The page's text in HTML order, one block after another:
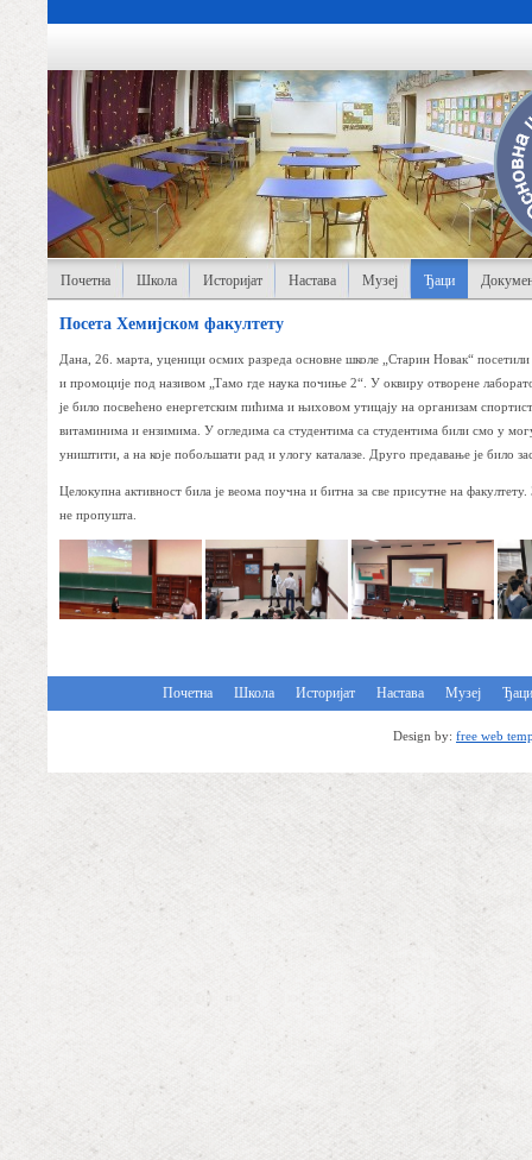
Почетна Школа Историјат Настава Музеј Ђаци
Посета Хемијском факултету
Дана, 26. марта, уценици осмих разреда основне школе „Старин Новак“
и промоције под називом „Тамо где наука почиње 2“. У оквиру отворене
је било посвећено енергетским пићима и њиховом утицају на организам
витаминима и ензимима. У огледима са студентима са студентима били смо у
уништити, а на које побољшати рад и улогу каталазе. Друго предавање је било
Целокупна активност била је веома поучна и битна за све присутне на
не пропушта.
Почетна Школа Историјат Настава Музеј Ђаци
Design by: free web